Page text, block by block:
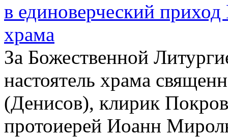
в единоверческий
храма
За Божественной
настоятель храма
(Денисов), клирик
протоиерей Иоанн